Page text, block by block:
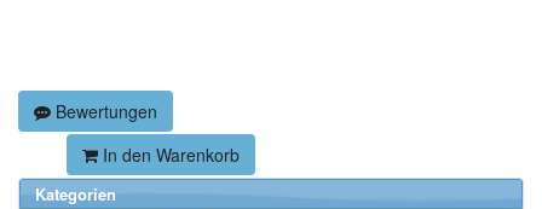
Bewertungen
In den Warenkorb
Kategorien